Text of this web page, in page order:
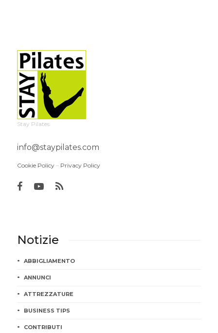
Stay Pilates
info@staypilates.com
Cookie Policy – Privacy Policy
Notizie
ABBIGLIAMENTO
ANNUNCI
ATTREZZATURE
BUSINESS TIPS
CONTRIBUTI